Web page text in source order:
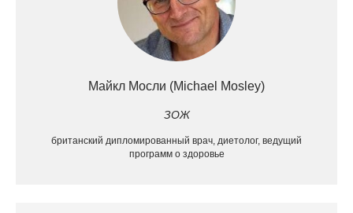
Майкл Мосли (Michael Mosley)
ЗОЖ
британский дипломированный врач, диетолог, ведущий
программ о здоровье